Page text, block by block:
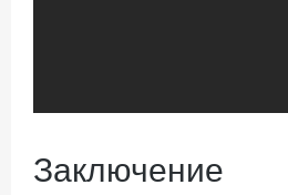
Заключение